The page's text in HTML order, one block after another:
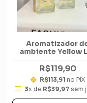
Aromatizador
ambiente Yellow
R$119,90
R$113,91 no PIX
3x de R$39,97 sem